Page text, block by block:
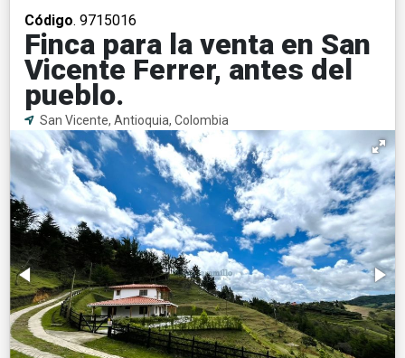
Código. 9715016
Finca para la venta en San
Vicente Ferrer, antes del
pueblo.
San Vicente, Antioquia, Colombia